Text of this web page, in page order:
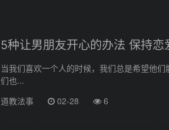
5种让男朋友开心的办法 保持恋
当我们喜欢一个人的时候，我们总是希望他
们也...
道教法事
02-28 6